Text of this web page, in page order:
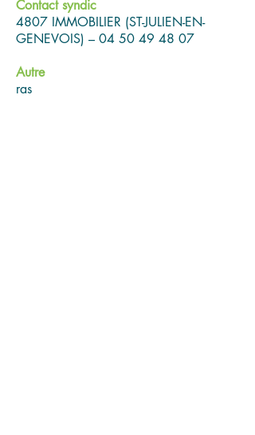
Contact syndic
4807 IMMOBILIER (ST-JULIEN-EN-
GENEVOIS) – 04 50 49 48 07
Autre
ras